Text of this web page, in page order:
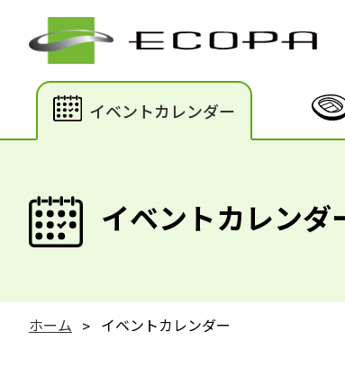
イベントカレンダー
イベントカレンダ
ホーム イベントカレンダー